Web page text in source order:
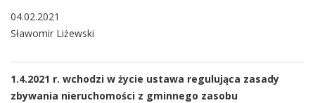
04.02.2021
Sławomir Liżewski
1.4.2021 r. wchodzi w życie ustawa regulująca zasady
zbywania nieruchomości z gminnego zasobu